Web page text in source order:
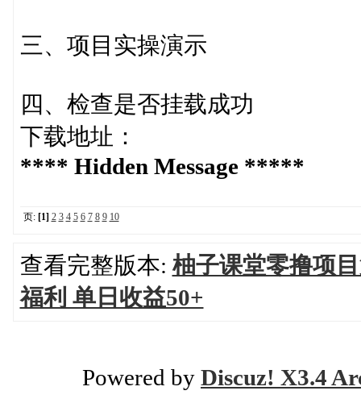
三、项目实操演示
四、检查是否挂载成功
下载地址：
**** Hidden Message *****
页: [1] 2 3 4 5 6 7 8 9 10
查看完整版本: 柚子课堂零撸项
福利 单日收益50+
Powered by Discuz! X3.4